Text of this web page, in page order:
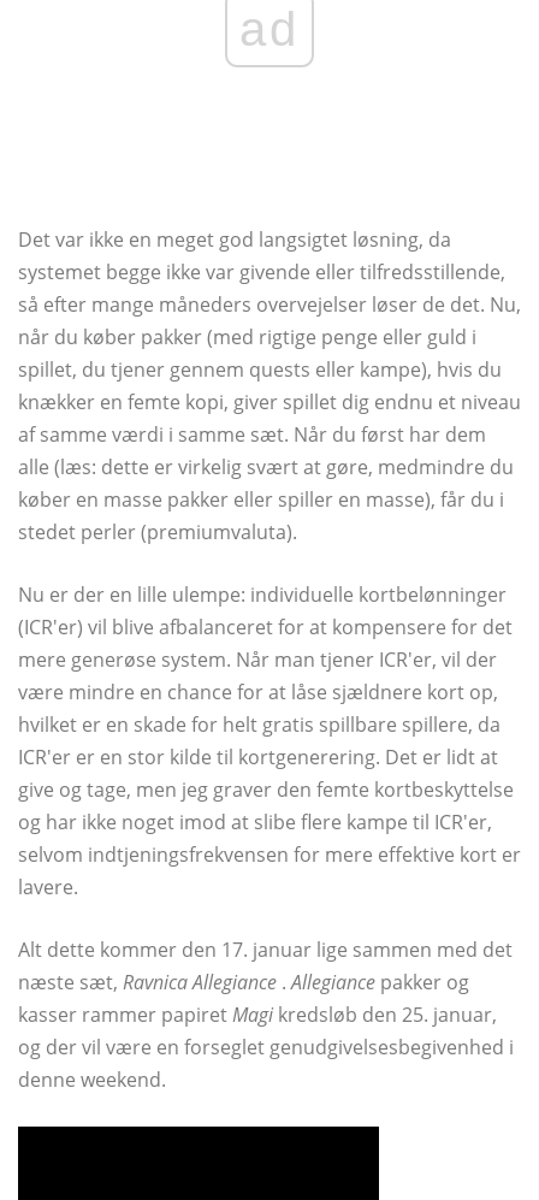
ad
Det var ikke en meget god langsigtet løsning, da
systemet begge ikke var givende eller tilfredsstillende,
så efter mange måneders overvejelser løser de det. Nu,
når du køber pakker (med rigtige penge eller guld i
spillet, du tjener gennem quests eller kampe), hvis du
knækker en femte kopi, giver spillet dig endnu et niveau
af samme værdi i samme sæt. Når du først har dem
alle (læs: dette er virkelig svært at gøre, medmindre du
køber en masse pakker eller spiller en masse), får du i
stedet perler (premiumvaluta).
Nu er der en lille ulempe: individuelle kortbelønninger
(ICR'er) vil blive afbalanceret for at kompensere for det
mere generøse system. Når man tjener ICR'er, vil der
være mindre en chance for at låse sjældnere kort op,
hvilket er en skade for helt gratis spillbare spillere, da
ICR'er er en stor kilde til kortgenerering. Det er lidt at
give og tage, men jeg graver den femte kortbeskyttelse
og har ikke noget imod at slibe flere kampe til ICR'er,
selvom indtjeningsfrekvensen for mere effektive kort er
lavere.
Alt dette kommer den 17. januar lige sammen med det
næste sæt, Ravnica Allegiance .Allegiance pakker og
kasser rammer papiretMagi kredsløb den 25. januar,
og der vil være en forseglet genudgivelsesbegivenhed i
denne weekend.